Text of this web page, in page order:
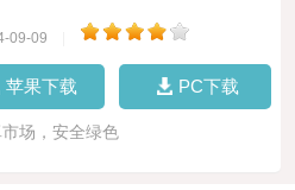
09-09
苹果下载 PC下载
场，安全绿色